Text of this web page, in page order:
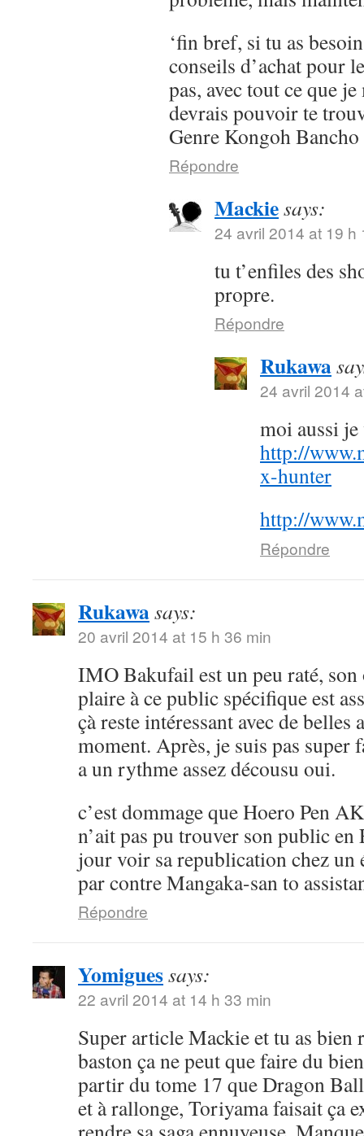
‘fin bref, si tu as
conseils d’achat pour
pas, avec tout ce que
devrais pouvoir te
Genre Kongoh Bancho
Répondre
Mackiesays:
24 avril 2014 at 19 h
tu t’enfiles des
propre.
Répondre
Rukawa
24 avril 2014
moi aussi
http://
x-hunter
http://
Répondre
Rukawasays:
20 avril 2014 at 15 h 36 min
IMO Bakufail est un peu raté,
plaire à ce public spécifique est
çà reste intéressant avec de belles
moment. Après, je suis pas super
a un rythme assez décousu oui.
c’est dommage que Hoero Pen
n’ait pas pu trouver son public en
jour voir sa republication chez un
par contre Mangaka-san to
Répondre
Yomiguessays:
22 avril 2014 at 14 h 33 min
Super article Mackie et tu as bien
baston ça ne peut que faire du
partir du tome 17 que Dragon
et à rallonge, Toriyama faisait ça